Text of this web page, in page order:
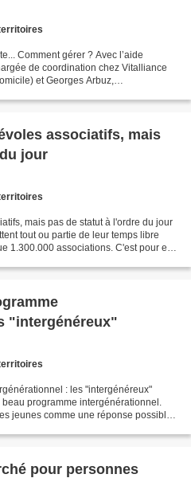
Comment gérer ? Avec l’aide
de coordination chez Vitalliance
et Georges Arbuz,
associatifs, mais
jour
mais pas de statut à l'ordre du jour
tout ou partie de leur temps libre
1.300.000 associations. C'est pour eux
"intergénéreux"
: les "intergénéreux"
programme intergénérationnel.
jeunes comme une réponse possible
pour personnes